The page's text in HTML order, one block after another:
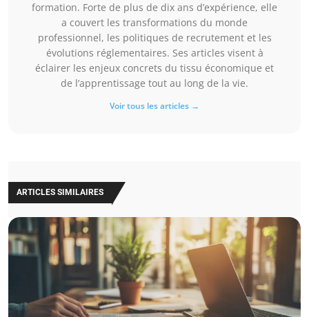
formation. Forte de plus de dix ans d’expérience, elle
a couvert les transformations du monde
professionnel, les politiques de recrutement et les
évolutions réglementaires. Ses articles visent à
éclairer les enjeux concrets du tissu économique et
de l’apprentissage tout au long de la vie.
Voir tous les articles →
ARTICLES SIMILAIRES